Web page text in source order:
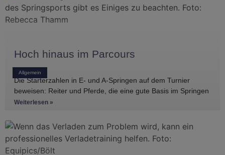
Allgemein
Hoch hinaus im Parcours
Die Starterzahlen in E- und A-Springen auf dem Turnier
beweisen: Reiter und Pferde, die eine gute Basis im Springen
haben, gibt es
Weiterlesen »